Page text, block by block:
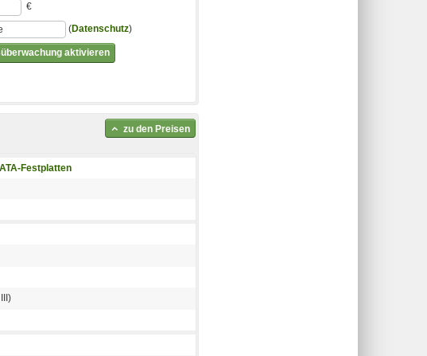
aktivieren
€
(Datenschutz)
zu den Preisen
Festplatten